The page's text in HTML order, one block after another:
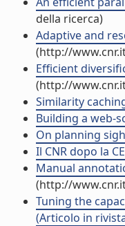
della ricerca)
Adaptive and
(http://
Efficient
(http://
Similarity
Building a web-
On planning
Il CNR dopo la
Manual
(http://
Tuning the
(Articolo in